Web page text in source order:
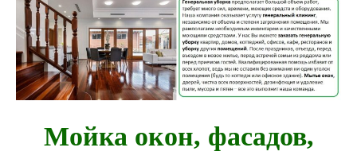
Мойка окон, фасадов,